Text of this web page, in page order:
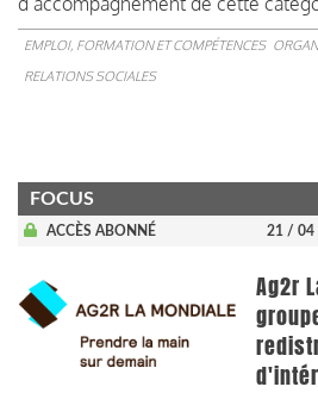
EMPLOI, FORMATION ET COMPÉTENCES
RELATIONS SOCIALES
FOCUS
ACCÈS ABONNÉ 21 / 04
Ag2r